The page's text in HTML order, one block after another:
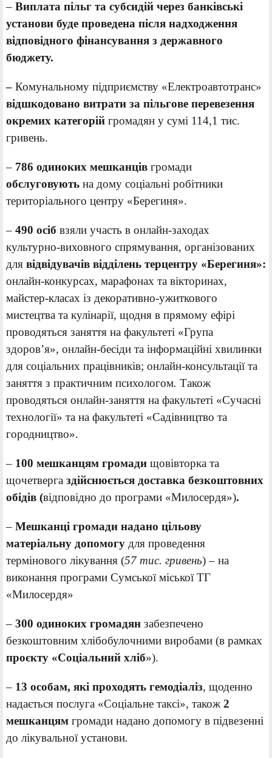
– Виплата пільг та субсидій через банківські
установи буде проведена після надходження
відповідного фінансування з державного
бюджету.
– Комунальному підприємству «Електроавтотранс»
відшкодовано витрати за пільгове перевезення
окремих категорій громадян у сумі 114,1 тис.
гривень.
– 786 одиноких мешканців громади
обслуговують на дому соціальні робітники
територіального центру «Берегиня».
– 490 осіб взяли участь в онлайн-заходах
культурно-виховного спрямування, організованих
для відвідувачів відділень терцентру «Берегиня»:
онлайн-конкурсах, марафонах та вікторинах,
майстер-класах із декоративно-ужиткового
мистецтва та кулінарії, щодня в прямому ефірі
проводяться заняття на факультеті «Група
здоров’я», онлайн-бесіди та інформаційні хвилинки
для соціальних працівників; онлайн-консультації та
заняття з практичним психологом. Також
проводяться онлайн-заняття на факультеті «Сучасні
технології» та на факультеті «Садівництво та
городництво».
– 100 мешканцям громади щовівторка та
щочетверга здійснюється доставка безкоштовних
обідів (відповідно до програми «Милосердя»).
– Мешканці громади надано цільову
матеріальну допомогу для проведення
термінового лікування (57 тис. гривень) – на
виконання програми Сумської міської ТГ
«Милосердя»
– 300 одиноких громадян забезпечено
безкоштовним хлібобулочними виробами (в рамках
проєкту «Соціальний хліб»).
– 13 особам, які проходять гемодіаліз, щоденно
надається послуга «Соціальне таксі», також 2
мешканцям громади надано допомогу в підвезенні
до лікувальної установи.